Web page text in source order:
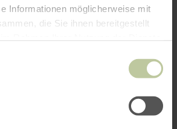
Informationen möglicherweise mit
die Sie ihnen bereitgestellt